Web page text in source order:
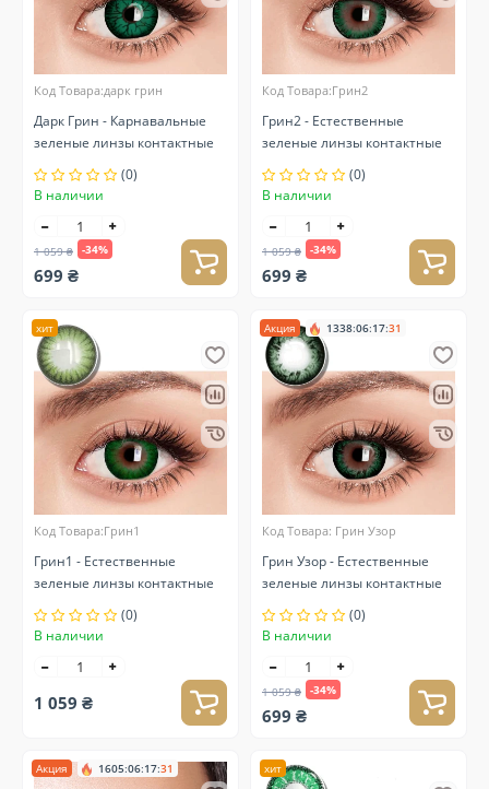
Код Товара:дарк грин
Дарк Грин - Карнавальные
зеленые линзы контактные
(0)
В наличии
1 059 ₴ -34%
699 ₴
Код Товара:Грин2
Грин2 - Естественные
зеленые линзы контактные
(0)
В наличии
1 059 ₴ -34%
699 ₴
хит
Код Товара:Грин1
Грин1 - Естественные
зеленые линзы контактные
(0)
В наличии
1 059 ₴
Акция 1338:06:17:30
Код Товара: Грин Узор
Грин Узор - Естественные
зеленые линзы контактные
(0)
В наличии
1 059 ₴ -34%
699 ₴
Акция 1605:06:17:30 хит